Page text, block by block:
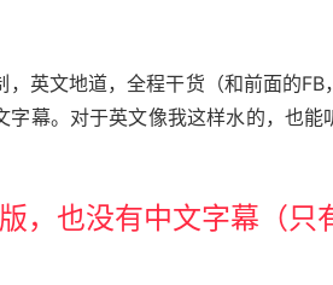
英文地道，全程干货（和前面的FB
字幕。对于英文像我这样水的，也
，也没有中文字幕（只